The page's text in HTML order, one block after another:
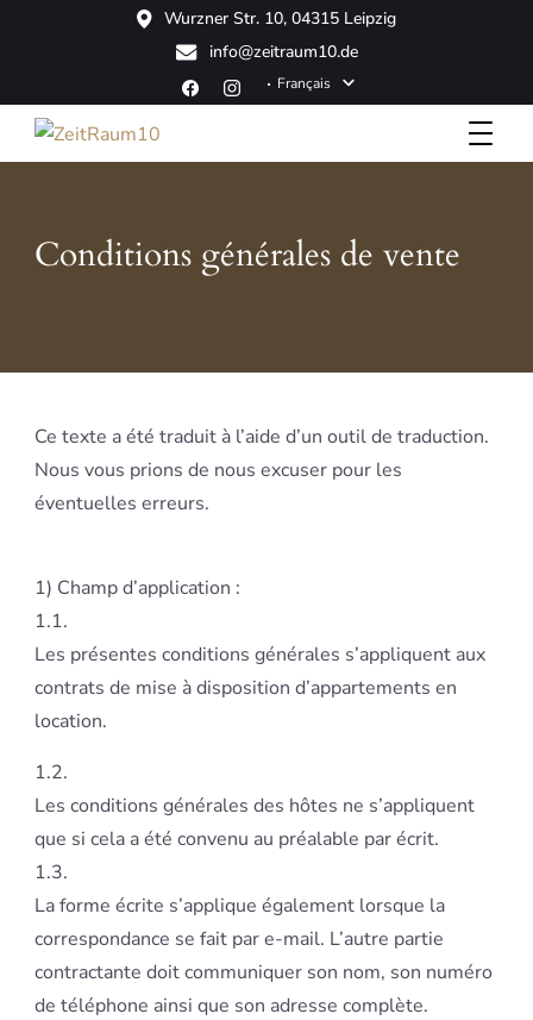
Wurzner Str. 10, 04315 Leipzig
info@zeitraum10.de
Français
Boutique Hotel
Conditions générales de vente
Ce texte a été traduit à l’aide d’un outil de traduction.
Nous vous prions de nous excuser pour les
éventuelles erreurs.
1) Champ d’application :
1.1.
Les présentes conditions générales s’appliquent aux
contrats de mise à disposition d’appartements en
location.
1.2.
Les conditions générales des hôtes ne s’appliquent
que si cela a été convenu au préalable par écrit.
1.3.
La forme écrite s’applique également lorsque la
correspondance se fait par e-mail. L’autre partie
contractante doit communiquer son nom, son numéro
de téléphone ainsi que son adresse complète.